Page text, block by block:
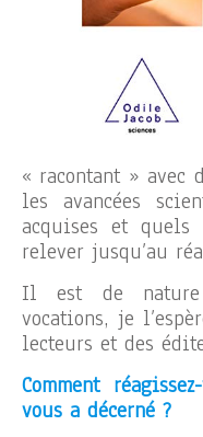
« racontant » avec
les avancées
acquises et
relever jusqu’au
Il est de
vocations, je
lecteurs et des
Comment
vous a décerné ?